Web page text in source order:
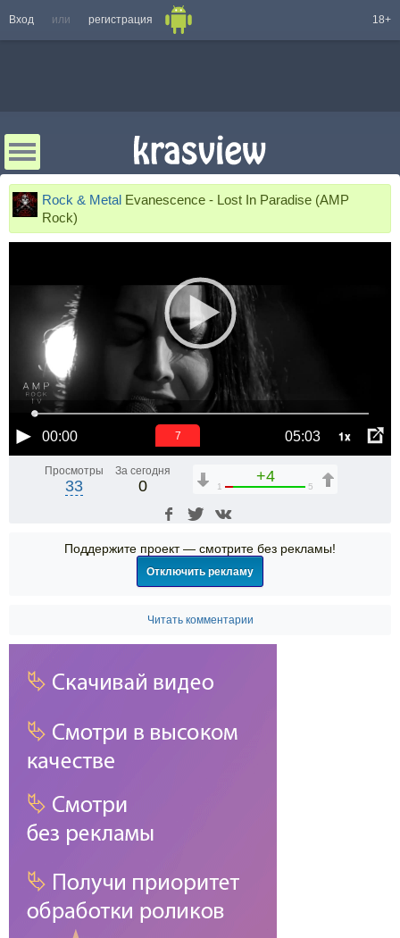
Вход или регистрация 18+
Rock & Metal Evanescence - Lost In Paradise (AMP
Rock)
00:00 05:03 1x
6
Просмотры
33
За сегодня
0
+4
1 5
Поддержите проект — смотрите без рекламы!
Отключить рекламу
Читать комментарии